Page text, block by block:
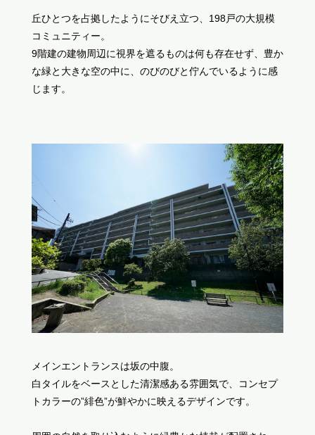
丘ひとつを占拠したようにそびえ立つ、198戸の大規模
コミュニティー。
9階建の建物周辺に視界を遮るものは何も存在せず、豊か
な緑と大きな空の中に、のびのびと佇んでいるように感
じます。
メインエントランスは坂の中腹。
白タイルをベースとした清潔感ある雰囲気で、コンセプ
トカラーの”緋色”が鮮やかに映えるデザインです。